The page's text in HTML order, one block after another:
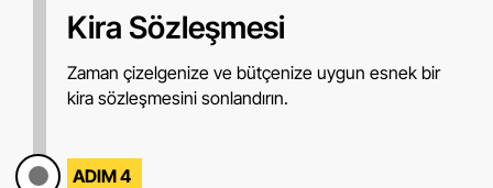
Kira Sözleşmesi
Zaman çizelgenize ve bütçenize uygun esnek bir
kira sözleşmesini sonlandırın.
ADIM 4